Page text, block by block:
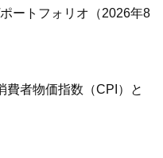
ートフォリオ（2026年8
費者物価指数（CPI）と